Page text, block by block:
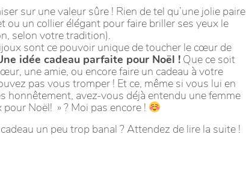
sur une valeur sûre ! Rien de tel qu’une jolie paire
ou un collier élégant pour faire briller ses yeux le
selon votre tradition).
sont ce pouvoir unique de toucher le cœur de
idée cadeau parfaite pour Noël ! Que ce soit
une amie, ou encore faire un cadeau à votre
pas vous tromper ! Et ce, même si vous lui en
honnêtement, avez-vous déjà entendu une femme
Noël! » ? Moi pas encore !
un peu trop banal ? Attendez de lire la suite !